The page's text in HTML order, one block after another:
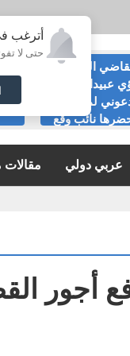
أترغب
حتى لا
السابق
عبيدات :لا
لمناسبة
نائب وقع
عربي دولي مقالات
أجور